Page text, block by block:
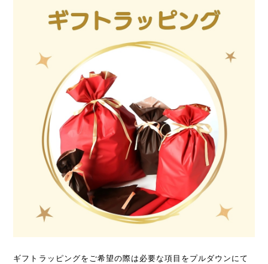
ギフトラッピングをご希望の際は必要な項目をプルダウンにて